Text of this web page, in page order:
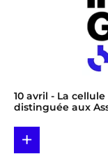
10 avril - La
distinguée aux
+